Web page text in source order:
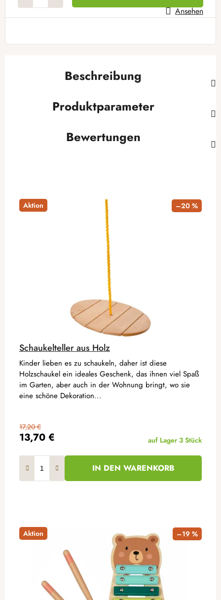
Ansehen
Beschreibung
Produktparameter
Bewertungen
Aktion –20 %
Schaukelteller aus Holz
13,70 €
17,20 €
auf Lager 3 Stück
IN DEN WARENKORB
Kinder lieben es zu schaukeln, daher ist diese
Holzschaukel ein ideales Geschenk, das ihnen viel Spaß
im Garten, aber auch in der Wohnung bringt, wo sie
eine schöne Dekoration...
Aktion –19 %